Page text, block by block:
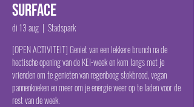
Surface
di 13 aug
  |
Stadspark
[OPEN ACTIVITEIT] Geniet van een lekkere brunch na de
hectische opening van de KEI-week en kom langs met je
vrienden om te genieten van regenboog stokbrood, vegan
pannenkoeken en meer om je energie weer op te laden voor de
rest van de week.